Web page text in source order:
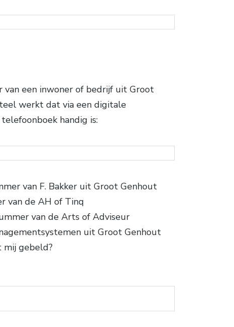
van een inwoner of bedrijf uit Groot
werkt dat via een digitale
handig is:
van F. Bakker uit Groot Genhout
van de AH of Tinq
van de Arts of Adviseur
uit Groot Genhout
gebeld?